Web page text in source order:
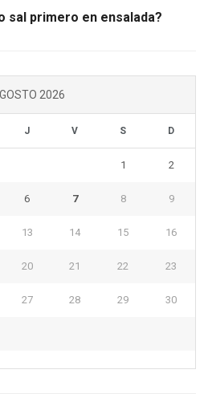
sal primero en ensalada?
2026
J V S D
1 2
6 7 8 9
13 14 15 16
20 21 22 23
27 28 29 30